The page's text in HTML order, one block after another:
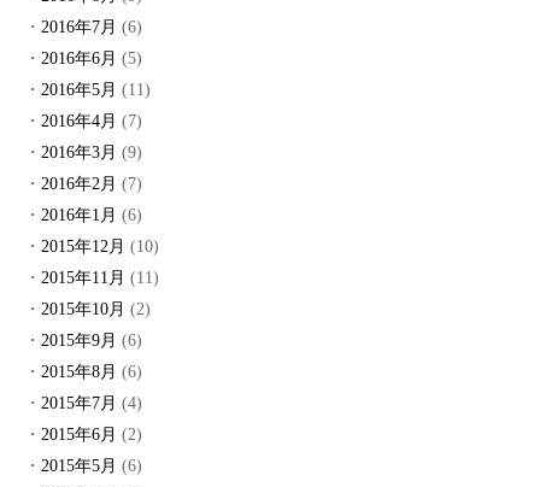
2016年7月 (6)
2016年6月 (5)
2016年5月 (11)
2016年4月 (7)
2016年3月 (9)
2016年2月 (7)
2016年1月 (6)
2015年12月 (10)
2015年11月 (11)
2015年10月 (2)
2015年9月 (6)
2015年8月 (6)
2015年7月 (4)
2015年6月 (2)
2015年5月 (6)